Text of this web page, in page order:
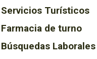
Servicios Turísticos
Farmacia de turno
Búsquedas Laborales